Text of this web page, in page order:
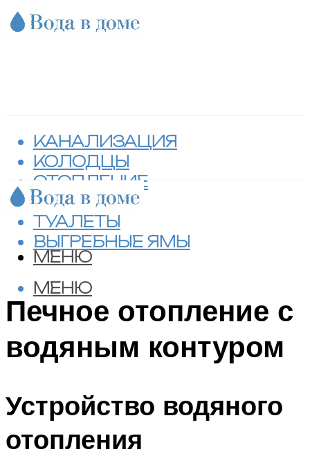
КАНАЛИЗАЦИЯ
КОЛОДЦЫ
ОТОПЛЕНИЕ
СЕПТИКИ
ТУАЛЕТЫ
ВЫГРЕБНЫЕ ЯМЫ
МЕНЮ
МЕНЮ
Печное отопление с
водяным контуром
Устройство водяного
отопления